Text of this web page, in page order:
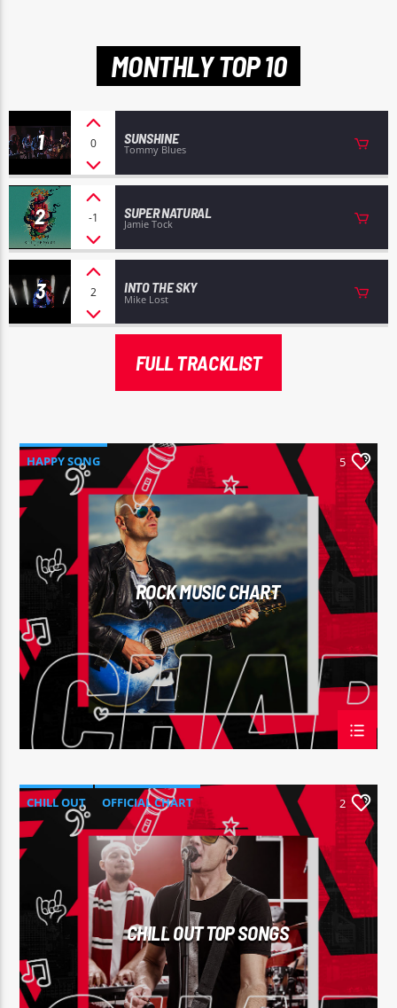
Radio Nuevo Amanecer
MONTHLY TOP 10
1 0 SUNSHINE
Tommy Blues
2 -1 SUPER NATURAL
Jamie Tock
3 2 INTO THE SKY
Mike Lost
FULL TRACKLIST
HAPPY SONG 5
ROCK MUSIC CHART
CHILL OUT
OFFICIAL CHART
SUMMER CHART
2
CHILL OUT TOP SONGS